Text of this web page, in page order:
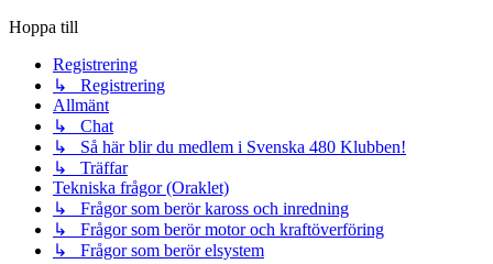
Hoppa till
Registrering
↳ Registrering
Allmänt
↳ Chat
↳ Så här blir du medlem i Svenska 480 Klubben!
↳ Träffar
Tekniska frågor (Oraklet)
↳ Frågor som berör kaross och inredning
↳ Frågor som berör motor och kraftöverföring
↳ Frågor som berör elsystem